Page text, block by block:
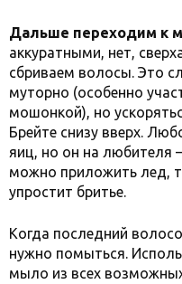
Дальше переходим к
аккуратными, нет,
сбриваем волосы. Это
муторно (особенно
мошонкой), но
Брейте снизу вверх.
яиц, но он на любителя
можно приложить лед,
упростит бритье.
Когда последний
нужно помыться.
мыло из всех